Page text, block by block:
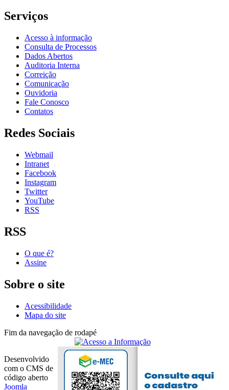
Serviços
Acesso à informação
Consulta de Processos
Dados Abertos
Auditoria Interna
Correição
Comunicação
Ouvidoria
Fale Conosco
Contatos
Redes Sociais
Webmail
Intranet
Facebook
Instagram
Twitter
YouTube
RSS
RSS
O que é?
Assine
Sobre o site
Acessibilidade
Mapa do site
Fim da navegação de rodapé
Desenvolvido
com o CMS de
código aberto
Joomla